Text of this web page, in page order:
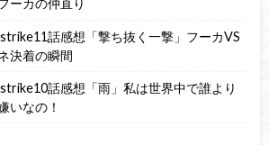
ーカの仲直り
話感想「撃ち抜く一撃」フーカVS
決着の瞬間
話感想「雨」私は世界中で誰より
いなの！